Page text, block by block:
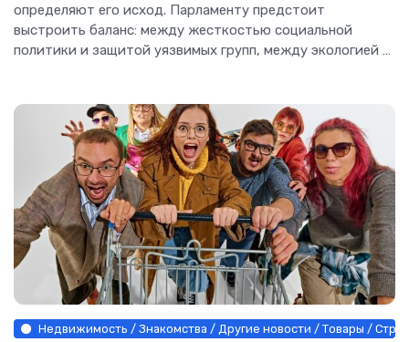
определяют его исход. Парламенту предстоит
выстроить баланс: между жесткостью социальной
политики и защитой уязвимых групп, между экологией и
Недвижимость / Знакомства / Другие новости / Товары /